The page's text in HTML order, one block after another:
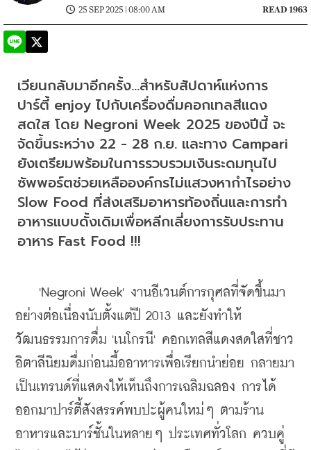
25 SEP 2025 | 08:00 AM
READ 1963
เวียนกลับมาอีกครั้ง...สำหรับสัปดาห์แห่งการ
ปาร์ตี้ enjoy ไปกับเครื่องดื่มคอกเทลสีแดง
สดใส โดย Negroni Week 2025 ของปีนี้ จะ
จัดขึ้นระหว่าง 22 - 28 ก.ย. และทาง Campari
ยังเตรียมพร้อมในการรวบรวมเงินระดมทุนไป
ซัพพอร์ตช่วยเหลือองค์กรไม่แสวงหากำไรอย่าง
Slow Food ที่ส่งเสริมอาหารท้องถิ่นและการทำ
อาหารแบบดั้งเดิมเพื่อหลีกเลี่ยงการรับประทาน
อาหาร Fast Food !!!
'Negroni Week' งานอีเวนต์การกุศลที่จัดขึ้นมา
อย่างต่อเนื่องนับตั้งแต่ปี 2013 และยังทำให้
วัฒนธรรมการดื่ม 'เนโกรนี' คอกเทลสีแดงสดใสที่ชาว
อิตาลีนิยมดื่มก่อนมื้ออาหารเพื่อเรียกนำย่อย กลายมา
เป็นเทรนด์ที่แสดงให้เห็นถึงการเฉลิมฉลอง การได้
ออกมาปาร์ตี้สังสรรค์พบปะผู้คนใหม่ๆ ตามร้าน
อาหารและบาร์ชั้นในหลายๆ ประเทศทั่วโลก ควบคู่